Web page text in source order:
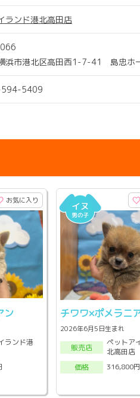
ランド港北高田店
浜市港北区高田西1-7-41 島忠ホ
594-5409
お気に入り
ン
ランド港
チワワ×ポメラニ
2026年6月5日生まれ
販売店
ペットア
北高田店
価格
316,800円